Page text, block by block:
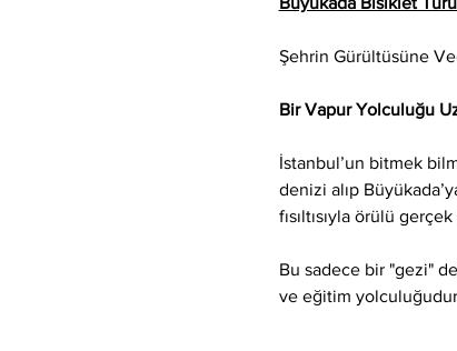
Şehrin Gürültüsüne
Bir Vapur Yolculuğu
İstanbul’un bitmek
denizi alıp
fısıltısıyla örülü
Bu sadece bir "gezi"
ve eğitim